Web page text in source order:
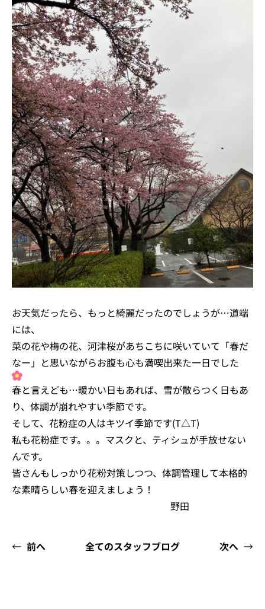
お天気だったら、もっと綺麗だったのでしょうが…道端
には、
菜の花や梅の花、河津桜があちこちに咲いていて「春だ
なー」と思いながらお腹も心も満喫出来た一日でした
春と言えども…暖かい日もあれば、雪が散らつく日もあ
り、体調が崩れやすい季節です。
そして、花粉症の人はキツイ季節です(T△T)
私も花粉症です。。。マスクと、ティシュが手放せない
んです。
皆さんもしっかり花粉対策しつつ、体調管理して本格的
な素晴らしい春を迎えましょう！
野田
← 前へ 全てのスタッフブログ 次へ →